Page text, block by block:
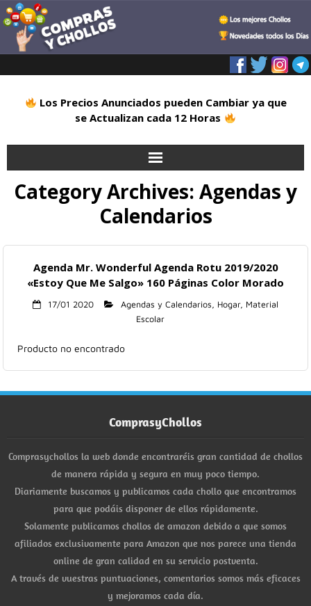
Los Precios Anunciados pueden Cambiar ya que
se Actualizan cada 12 Horas
Inicio
Deportes
Listas
Multimedia
libros
Category Archives: Agendas y
Calendarios
Agenda Mr. Wonderful Agenda Rotu 2019/2020
«Estoy Que Me Salgo» 160 Páginas Color Morado
17/01 2020 Agendas y Calendarios, Hogar, Material
Escolar
Producto no encontrado
ComprasyChollos
Comprasychollos la web donde encontraréis gran cantidad de chollos
de manera rápida y segura en muy poco tiempo.
Diariamente buscamos y publicamos cada chollo que encontramos
para que podáis disponer de ellos rápidamente.
Solamente publicamos chollos de amazon debido a que somos
afiliados exclusivamente para Amazon que nos parece una tienda
online de gran calidad en su servicio postventa.
A través de vuestras puntuaciones, comentarios somos más eficaces
y mejoramos cada día.